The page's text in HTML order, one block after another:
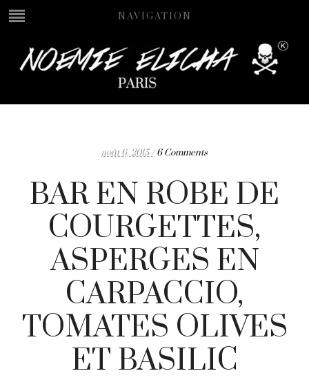
NAVIGATION
août 6, 2015 / 6 Comments
BAR EN ROBE DE
COURGETTES,
ASPERGES EN
CARPACCIO,
TOMATES OLIVES
ET BASILIC